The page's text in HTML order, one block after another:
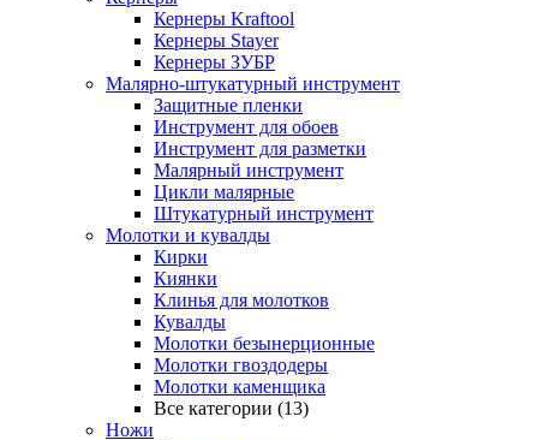
Кернеры Kraftool
Кернеры Stayer
Кернеры ЗУБР
Малярно-штукатурный инструмент
Защитные пленки
Инструмент для обоев
Инструмент для разметки
Малярный инструмент
Цикли малярные
Штукатурный инструмент
Молотки и кувалды
Кирки
Киянки
Клинья для молотков
Кувалды
Молотки безынерционные
Молотки гвоздодеры
Молотки каменщика
Все категории (13)
Ножи